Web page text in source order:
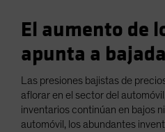
El aumento de
apunta a
Las presiones bajistas de
aflorar en el sector del
inventarios continúan en bajos
automóvil, los abundantes